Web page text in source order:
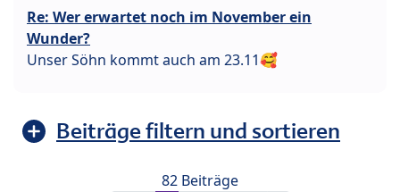
Re: Wer erwartet noch im November ein
Wunder?
Unser Söhn kommt auch am 23.11🥰
Beiträge filtern und sortieren
82 Beiträge